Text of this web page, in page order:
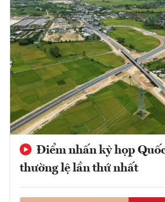
Điểm nhấn kỳ họp
thường lệ lần thứ nhất